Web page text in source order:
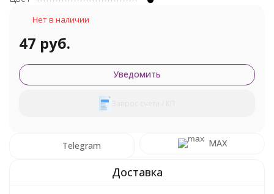
Нет в наличии
47 руб.
Уведомить
Telegram MAX